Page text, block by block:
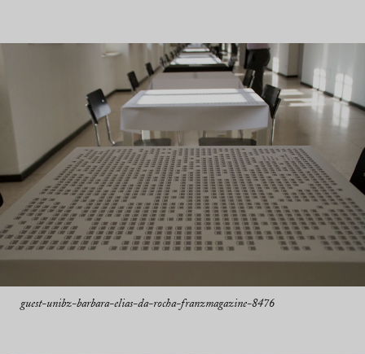
guest-unibz-barbara-elias-da-rocha-franzmagazine-8476